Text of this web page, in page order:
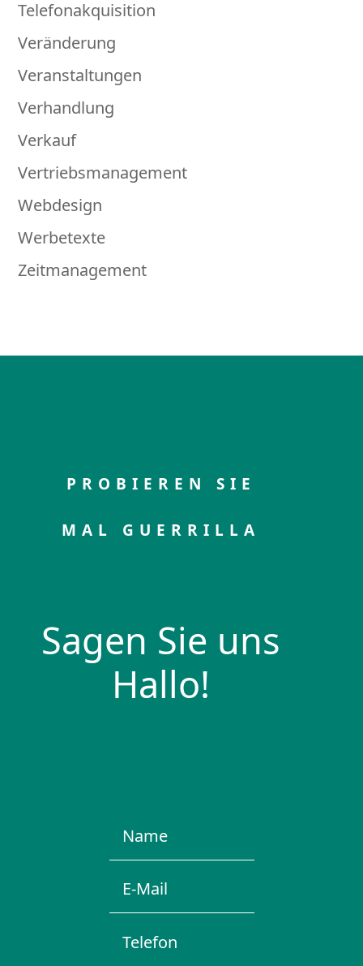
Telefonakquisition
Veränderung
Veranstaltungen
Verhandlung
Verkauf
Vertriebsmanagement
Webdesign
Werbetexte
Zeitmanagement
PROBIEREN SIE
MAL GUERRILLA
Sagen Sie uns
Hallo!